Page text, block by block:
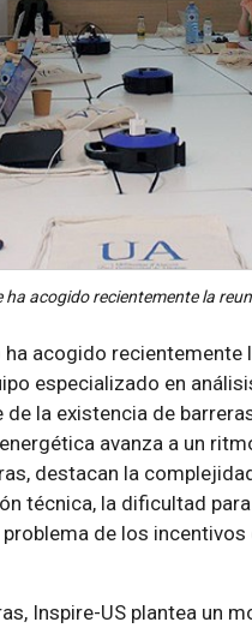
acogido recientemente la
ha acogido recientemente
especializado en
la existencia de
avanza a un
destacan la
técnica, la dificultad
de los
Inspire-US plantea un